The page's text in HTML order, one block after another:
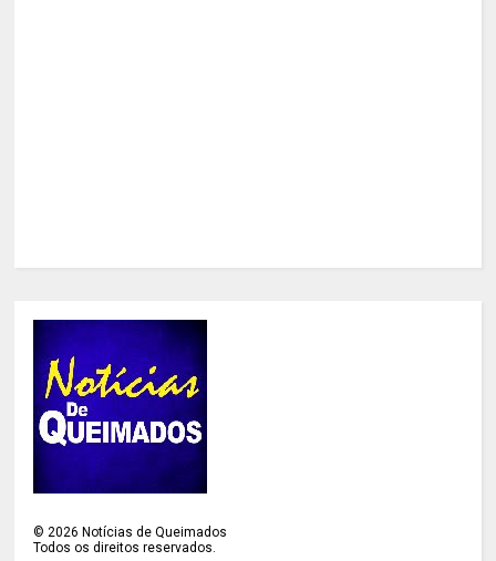
© 2026 Notícias de Queimados
Todos os direitos reservados.